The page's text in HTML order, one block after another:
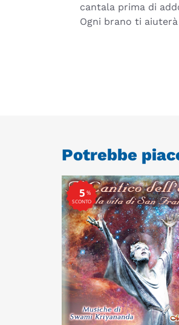
cantala prima di
Ogni brano ti
Potrebbe
%
SCONTO
5